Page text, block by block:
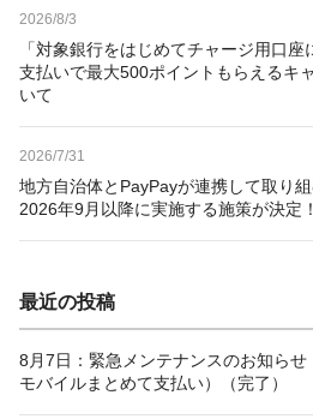
2026/8/3
「対象銀行をはじめてチャージ用口座
支払いで最大500ポイントもらえるキ
いて
2026/7/31
地方自治体とPayPayが連携して取り組
2026年9月以降に実施する施策が決定！
最近の投稿
8月7日：緊急メンテナンスのお知らせ
モバイルまとめて支払い）（完了）